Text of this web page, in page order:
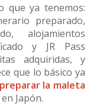
que ya tenemos:
preparado,
alojamientos
y JR Pass
adquiridas, y
que lo básico ya
preparar la maleta
Japón.